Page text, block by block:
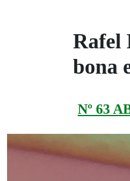
Rafel
bona
Nº 63